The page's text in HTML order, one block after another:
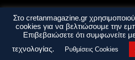
Ταυτότητα Πολιτική
Όροι και
Στο cretanmagazine.gr
cookies για να βελτιώσουμε την
Επιβεβαιώσετε ότι συμφωνείτε
τεχνολογίας.
Ρυθμίσεις Cookies